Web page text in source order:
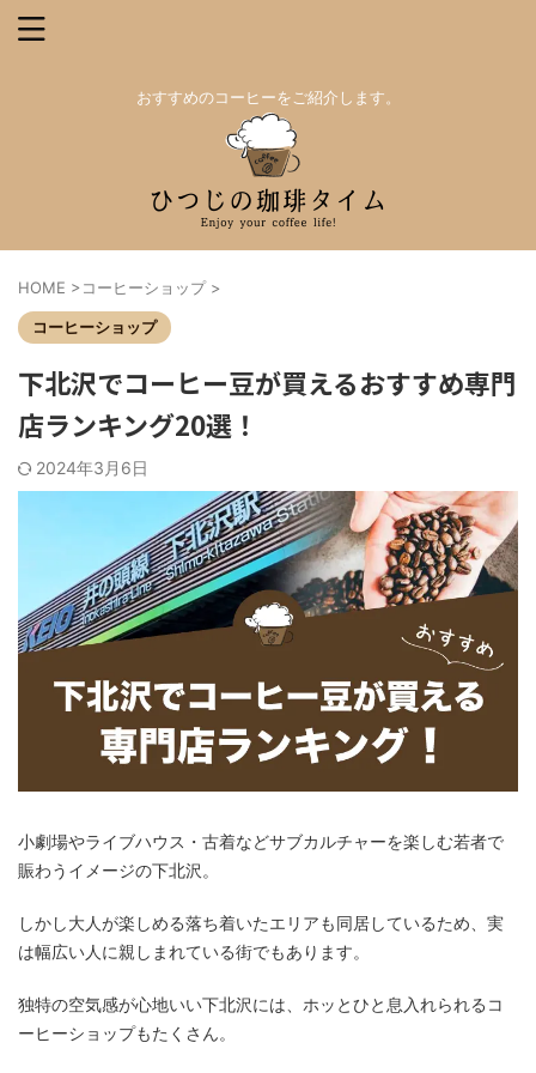
おすすめのコーヒーをご紹介します。
HOME >コーヒーショップ >
コーヒーショップ
下北沢でコーヒー豆が買えるおすすめ専門
店ランキング20選！
2024年3月6日
小劇場やライブハウス・古着などサブカルチャーを楽しむ若者で
賑わうイメージの下北沢。
しかし大人が楽しめる落ち着いたエリアも同居しているため、実
は幅広い人に親しまれている街でもあります。
独特の空気感が心地いい下北沢には、ホッとひと息入れられるコ
ーヒーショップもたくさん。